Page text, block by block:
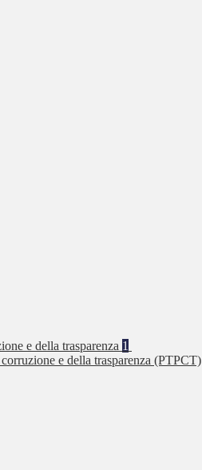
e della trasparenza 1
e della trasparenza (PTPCT)